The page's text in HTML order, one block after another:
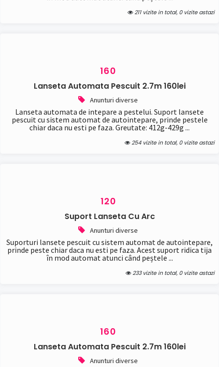
211 vizite in total, 0 vizite astazi
160
Lanseta Automata Pescuit 2.7m 160lei
Anunturi diverse
Lanseta automata de intepare a pestelui. Suport lansete
pescuit cu sistem automat de autointepare, prinde pestele
chiar daca nu esti pe faza. Greutate: 412g-429g ...
254 vizite in total, 0 vizite astazi
120
Suport Lanseta Cu Arc
Anunturi diverse
Suporturi lansete pescuit cu sistem automat de autointepare,
prinde peste chiar daca nu esti pe faza. Acest suport ridica tija
în mod automat atunci când peștele ...
233 vizite in total, 0 vizite astazi
160
Lanseta Automata Pescuit 2.7m 160lei
Anunturi diverse